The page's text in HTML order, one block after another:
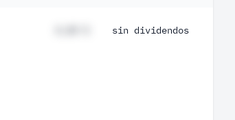
sin dividendos